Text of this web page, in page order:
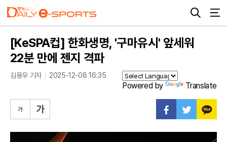
[KeSPA컵] 한화생명, '구마유시' 앞세워
22분 만에 젠지 격파
김용우 기자 2025-12-08 16:35
Powered by Translate